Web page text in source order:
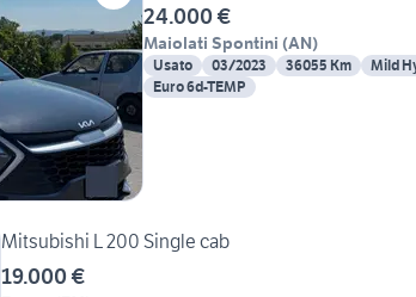
24.000 €
Maiolati Spontini (AN)
Usato 03/2023 36055 Km Mild
Euro 6d-TEMP
Mitsubishi L 200 Single cab
19.000 €